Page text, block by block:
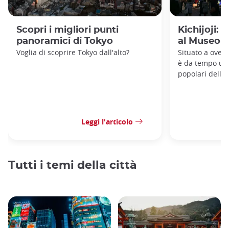
Scopri i migliori punti
panoramici di Tokyo
Voglia di scoprire Tokyo dall'alto?
Leggi l'articolo
Kichijoji:
al Museo
Situato a
è da tempo
popolari della
Tutti i temi della città